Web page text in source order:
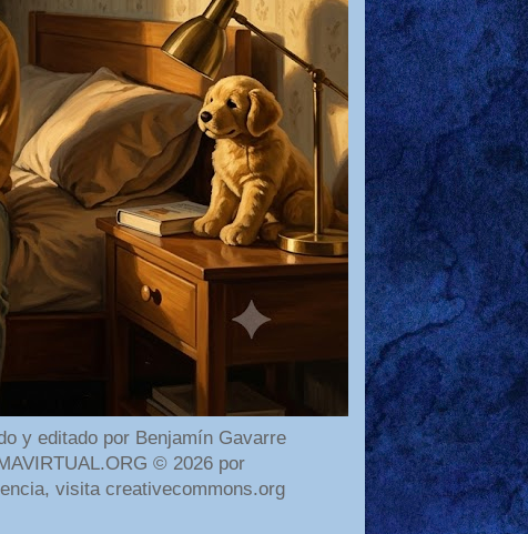
y editado por Benjamín Gavarre
© 2026 por
visita creativecommons.org